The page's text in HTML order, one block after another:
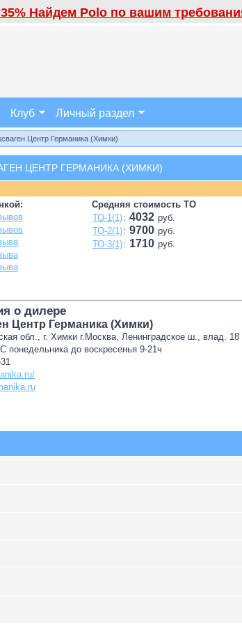
Найдем Polo по вашим
Клуб Личный раздел
Центр Германика (Химки)
ЦЕНТР ГЕРМАНИКА (ХИМКИ)
Средняя стоимость ТО
ТО-1(1): 4032 руб.
ТО-2(1): 9700 руб.
ТО-3(1): 1710 руб.
о дилере
Центр Германика (Химки)
обл., г. Химки г.Москва, Ленинградское ш., влад.
понедельника до воскресенья 9-21ч